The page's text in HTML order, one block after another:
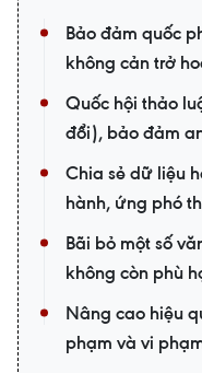
Bảo đảm quốc
không cản trở
Quốc hội thảo
đổi), bảo đảm
Chia sẻ dữ liệu
hành, ứng phó
Bãi bỏ một số
không còn phù
Nâng cao hiệu
phạm và vi